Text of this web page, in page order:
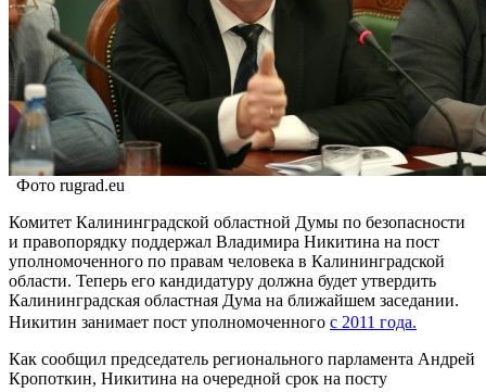
Фото rugrad.eu
Комитет Калининградской областной Думы по безопасности
и правопорядку поддержал Владимира Никитина на пост
уполномоченного по правам человека в Калининградской
области. Теперь его кандидатуру должна будет утвердить
Калининградская областная Дума на ближайшем заседании.
Никитин занимает пост уполномоченного с 2011 года.
Как сообщил председатель регионального парламента Андрей
Кропоткин, Никитина на очередной срок на посту